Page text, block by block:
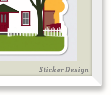
Sticker Design